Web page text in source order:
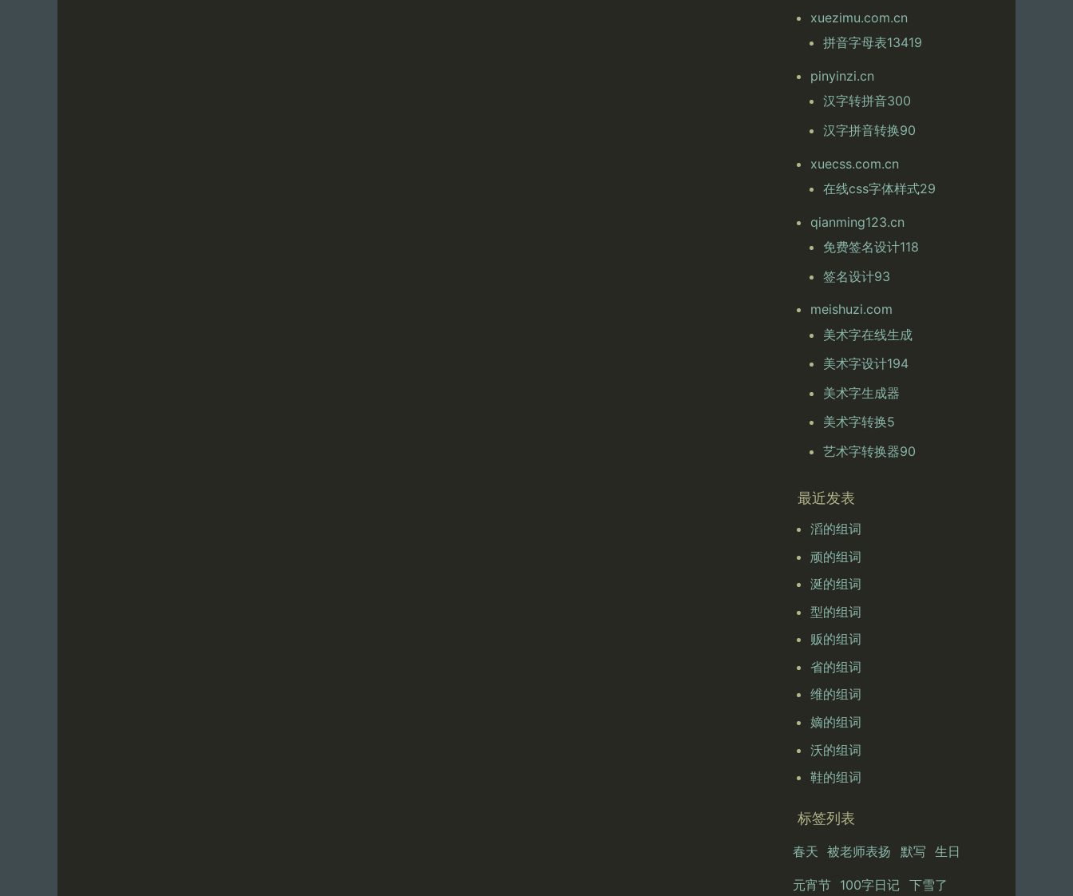
xuezimu.com.cn
拼音字母表13419
pinyinzi.cn
汉字转拼音300
汉字拼音转换90
xuecss.com.cn
在线css字体样式29
qianming123.cn
免费签名设计118
签名设计93
meishuzi.com
美术字在线生成
美术字设计194
美术字生成器
美术字转换5
艺术字转换器90
最近发表
滔的组词
顽的组词
涎的组词
型的组词
贩的组词
省的组词
维的组词
嫡的组词
沃的组词
鞋的组词
标签列表
春天 被老师表扬 默写 生日
元宵节 100字日记 下雪了